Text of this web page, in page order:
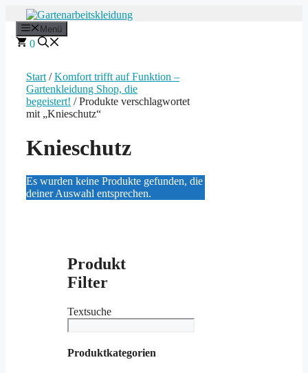
Inhalt
springen
Menü
0
Start /Komfort trifft auf Funktion –
Gartenkleidung Shop, die
begeistert! / Produkte verschlagwortet
mit „Knieschutz“
Knieschutz
Es wurden keine Produkte gefunden, die
deiner Auswahl entsprechen.
Produkt
Filter
Textsuche
Produktkategorien